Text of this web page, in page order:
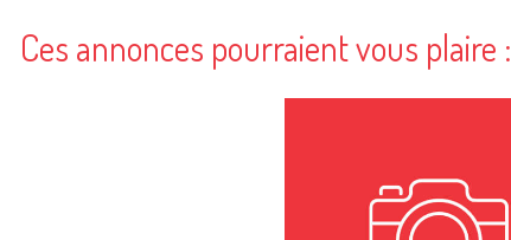
Ces annonces pourraient vous plaire :